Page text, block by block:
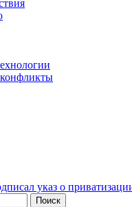
указ о
Поиск